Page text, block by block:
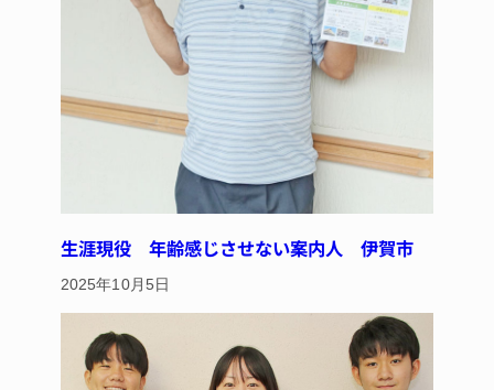
生涯現役 年齢感じさせない案内人 伊賀市
2025年10月5日